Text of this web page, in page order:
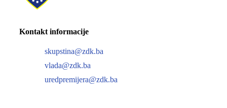
Kontakt informacije
skupstina@zdk.ba
vlada@zdk.ba
uredpremijera@zdk.ba